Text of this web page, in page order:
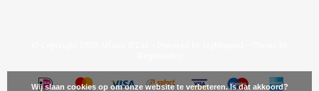
Wij slaan cookies op om onze website te verbeteren. Is dat akkoord?